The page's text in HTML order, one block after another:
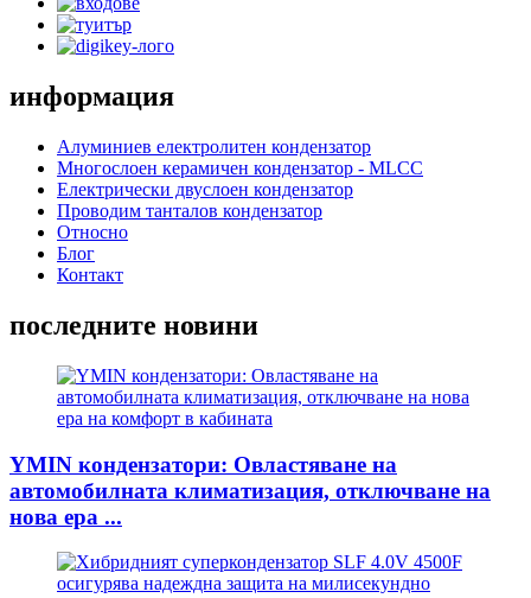
информация
Алуминиев електролитен кондензатор
Многослоен керамичен кондензатор - MLCC
Електрически двуслоен кондензатор
Проводим танталов кондензатор
Относно
Блог
Контакт
последните новини
YMIN кондензатори: Овластяване на
автомобилната климатизация, отключване на
нова ера ...